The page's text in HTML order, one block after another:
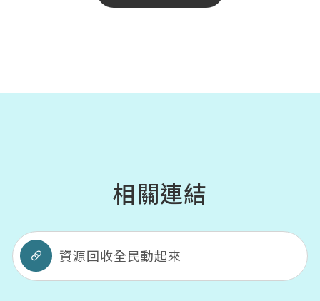
相關連結
資源回收全民動起來